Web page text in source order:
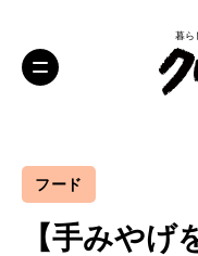
暮ら
フード
【手みやげ